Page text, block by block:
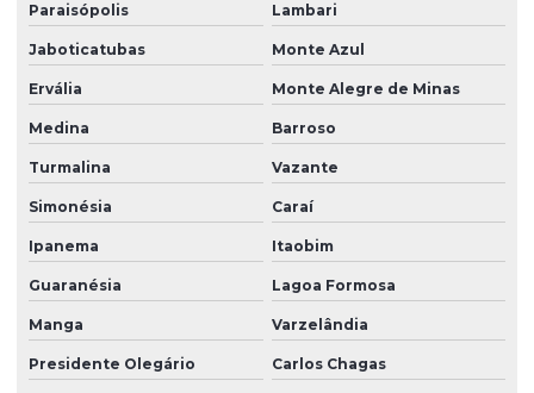
Paraisópolis Lambari
Jaboticatubas Monte Azul
Ervália Monte Alegre de Minas
Medina Barroso
Turmalina Vazante
Simonésia Caraí
Ipanema Itaobim
Guaranésia Lagoa Formosa
Manga Varzelândia
Presidente Olegário Carlos Chagas